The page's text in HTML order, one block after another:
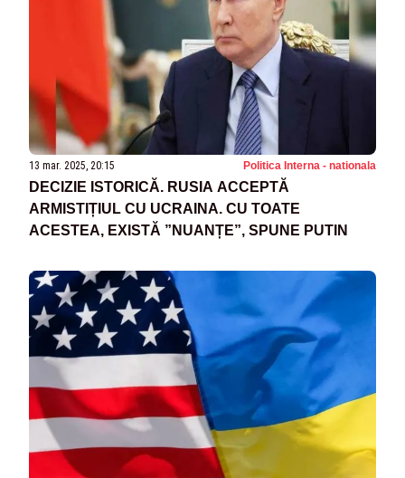
13 mar. 2025, 20:15 Politica Interna - nationala
DECIZIE ISTORICĂ. RUSIA ACCEPTĂ
ARMISTIȚIUL CU UCRAINA. CU TOATE
ACESTEA, EXISTĂ ”NUANȚE”, SPUNE PUTIN